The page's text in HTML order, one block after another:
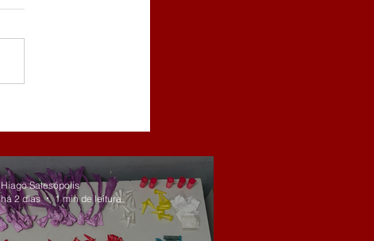
Hiago Salesópolis
há 2 dias
1 min de leitura